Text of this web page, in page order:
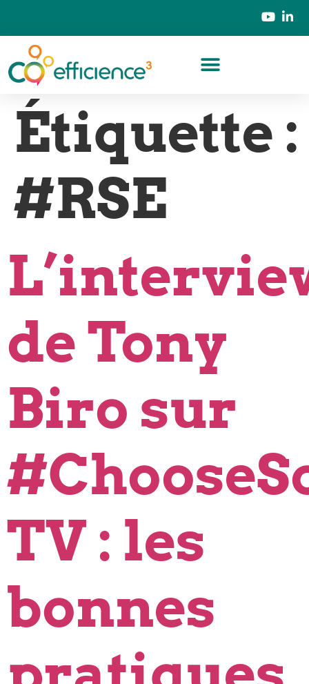
Étiquette :
#RSE
de Tony
Biro sur
TV : les
bonnes